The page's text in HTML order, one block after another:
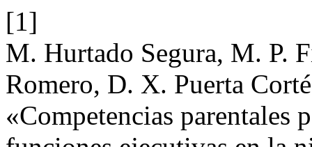
[1]
M. Hurtado Segura, M. P.
Romero, D. X. Puerta
«Competencias parentales